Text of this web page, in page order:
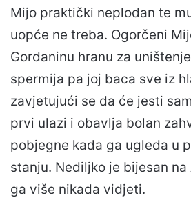
Mijo praktički neplodan te
uopće ne treba. Ogorčeni
Gordaninu hranu za
spermija pa joj baca sve iz
zavjetujući se da će jesti
prvi ulazi i obavlja bolan
pobjegne kada ga ugleda u
stanju. Nediljko je bijesan
ga više nikada vidjeti.